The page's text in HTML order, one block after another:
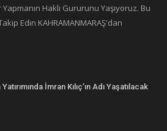
Haklı Gururunu Yaşıyoruz. Bu
Edin KAHRAMANMARAŞ'dan
Yatırımında İmran Kılıç’ın Adı Yaşatılacak